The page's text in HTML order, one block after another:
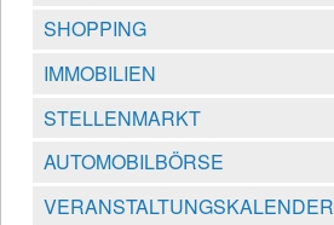
SHOPPING
IMMOBILIEN
STELLENMARKT
AUTOMOBILBÖRSE
VERANSTALTUNGSKALENDER